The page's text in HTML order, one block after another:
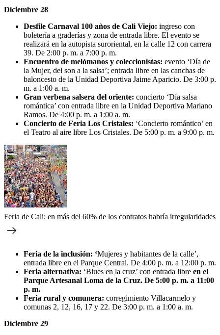
Diciembre 28
Desfile Carnaval 100 años de Cali Viejo: ingreso con
boletería a graderías y zona de entrada libre. El evento se
realizará en la autopista suroriental, en la calle 12 con carrera
39. De 2:00 p. m. a 7:00 p. m.
Encuentro de melómanos y coleccionistas: evento ‘Día de
la Mujer, del son a la salsa’; entrada libre en las canchas de
baloncesto de la Unidad Deportiva Jaime Aparicio. De 3:00 p.
m. a 1:00 a. m.
Gran verbena salsera del oriente: concierto ‘Día salsa
romántica’ con entrada libre en la Unidad Deportiva Mariano
Ramos. De 4:00 p. m. a 1:00 a. m.
Concierto de Feria Los Cristales: ‘Concierto romántico’ en
el Teatro al aire libre Los Cristales. De 5:00 p. m. a 9:00 p. m.
Feria de Cali: en más del 60% de los contratos habría irregularidades
Feria de la inclusión: ‘Mujeres y habitantes de la calle’,
entrada libre en el Parque Central. De 4:00 p. m. a 12:00 p. m.
Feria alternativa: ‘Blues en la cruz’ con entrada libre en el
Parque Artesanal Loma de la Cruz. De 5:00 p. m. a 11:00
p. m.
Feria rural y comunera: corregimiento Villacarmelo y
comunas 2, 12, 16, 17 y 22. De 3:00 p. m. a 1:00 a. m.
Diciembre 29